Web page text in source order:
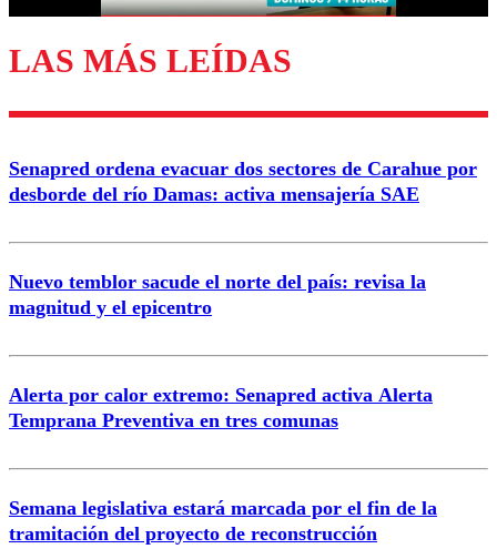
Enviar comentario
LAS MÁS LEÍDAS
Senapred ordena evacuar dos sectores de Carahue por
desborde del río Damas: activa mensajería SAE
Nuevo temblor sacude el norte del país: revisa la
magnitud y el epicentro
Alerta por calor extremo: Senapred activa Alerta
Temprana Preventiva en tres comunas
Semana legislativa estará marcada por el fin de la
tramitación del proyecto de reconstrucción